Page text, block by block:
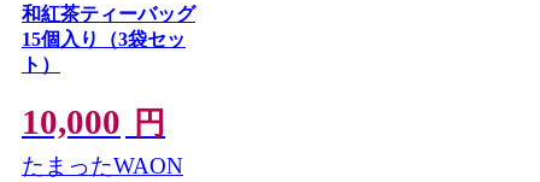
和紅茶ティーバッグ
15個入り（3袋セッ
ト）
10,000 円
たまったWAON